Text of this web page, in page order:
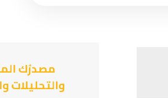
مصدرُك
والتحليلات